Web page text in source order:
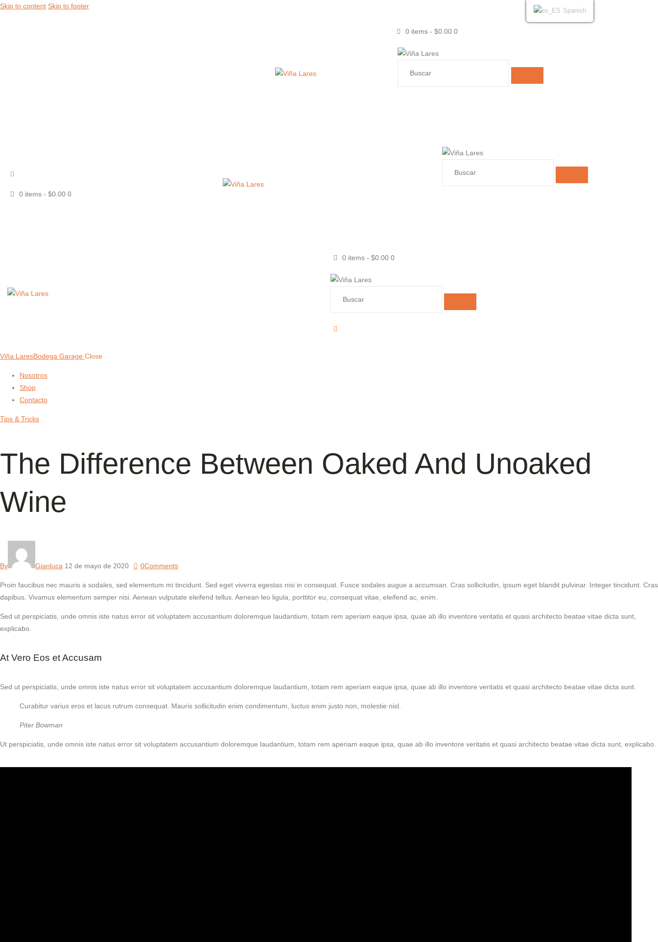
Skip to content Skip to footer
0 items- $0.00 0
0 items- $0.00 0
0 items- $0.00 0
Viña LaresBodega Garage Close
Nosotros
Shop
Contacto
Tips & Tricks
The Difference Between Oaked And Unoaked
Wine
By Gianluca 12 de mayo de 2020 0Comments
Proin faucibus nec mauris a sodales, sed elementum mi tincidunt. Sed eget viverra egestas nisi in consequat. Fusce sodales augue a accumsan. Cras sollicitudin, ipsum eget blandit pulvinar. Integer tincidunt. Cras
dapibus. Vivamus elementum semper nisi. Aenean vulputate eleifend tellus. Aenean leo ligula, porttitor eu, consequat vitae, eleifend ac, enim.
Sed ut perspiciatis, unde omnis iste natus error sit voluptatem accusantium doloremque laudantium, totam rem aperiam eaque ipsa, quae ab illo inventore veritatis et quasi architecto beatae vitae dicta sunt,
explicabo.
At Vero Eos et Accusam
Sed ut perspiciatis, unde omnis iste natus error sit voluptatem accusantium doloremque laudantium, totam rem aperiam eaque ipsa, quae ab illo inventore veritatis et quasi architecto beatae vitae dicta sunt.
Curabitur varius eros et lacus rutrum consequat. Mauris sollicitudin enim condimentum, luctus enim justo non, molestie nisl.
Piter Bowman
Ut perspiciatis, unde omnis iste natus error sit voluptatem accusantium doloremque laudantium, totam rem aperiam eaque ipsa, quae ab illo inventore veritatis et quasi architecto beatae vitae dicta sunt, explicabo.
Spanish